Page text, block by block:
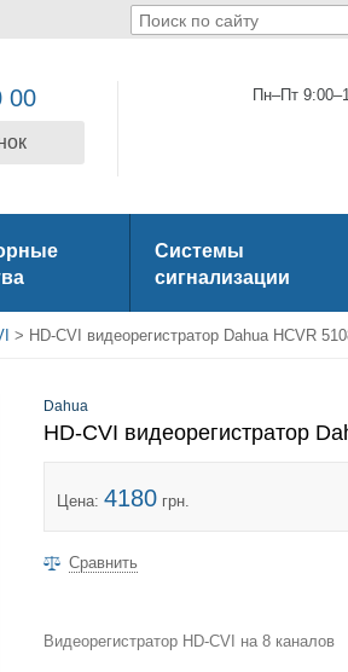
00 Пн–Пт
Системы
сигнализации
> HD-CVI видеорегистратор Dahua HCVR
Dahua
HD-CVI видеорегистратор
Цена: 4180 грн.
Сравнить
Видеорегистратор HD-CVI на 8 каналов